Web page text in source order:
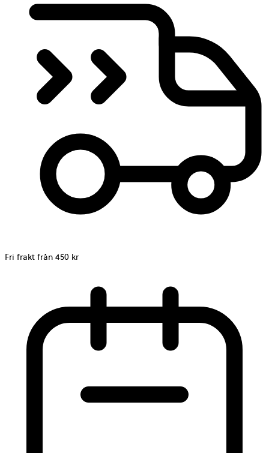
Fri frakt från 450 kr